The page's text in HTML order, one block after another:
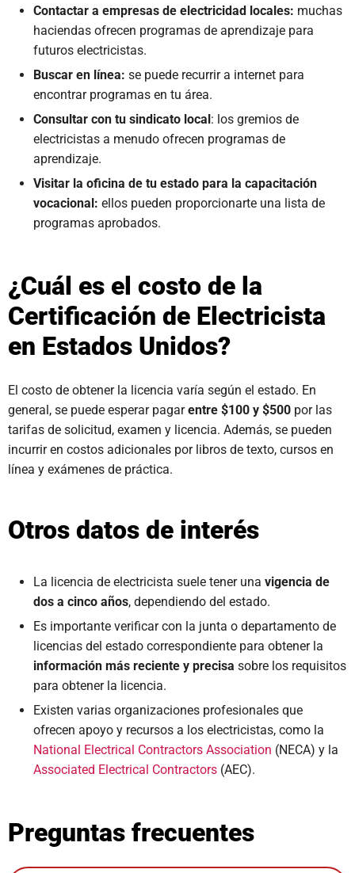
Contactar a empresas de electricidad locales: muchas
haciendas ofrecen programas de aprendizaje para
futuros electricistas.
Buscar en línea: se puede recurrir a internet para
encontrar programas en tu área.
Consultar con tu sindicato local: los gremios de
electricistas a menudo ofrecen programas de
aprendizaje.
Visitar la oficina de tu estado para la capacitación
vocacional: ellos pueden proporcionarte una lista de
programas aprobados.
¿Cuál es el costo de la
Certificación de Electricista
en Estados Unidos?
El costo de obtener la licencia varía según el estado. En
general, se puede esperar pagarentre $100 y $500 por las
tarifas de solicitud, examen y licencia. Además, se pueden
incurrir en costos adicionales por libros de texto, cursos en
línea y exámenes de práctica.
Otros datos de interés
La licencia de electricista suele tener una vigencia de
dos a cinco años, dependiendo del estado.
Es importante verificar con la junta o departamento de
licencias del estado correspondiente para obtener la
información más reciente y precisa sobre los requisitos
para obtener la licencia.
Existen varias organizaciones profesionales que
ofrecen apoyo y recursos a los electricistas, como la
National Electrical Contractors Association (NECA) y la
Associated Electrical Contractors (AEC).
Preguntas frecuentes